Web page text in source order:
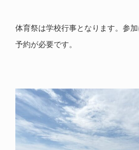
体育祭は学校行事となります。参
予約が必要です。